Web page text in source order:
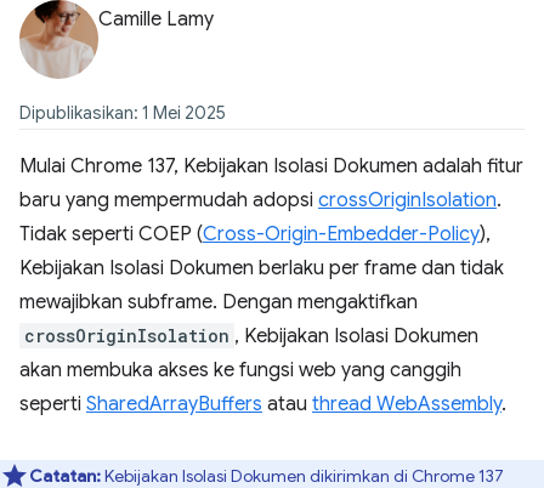
Camille Lamy
Dipublikasikan: 1 Mei 2025
Mulai Chrome 137, Kebijakan Isolasi Dokumen adalah fitur
baru yang mempermudah adopsi crossOriginIsolation.
Tidak seperti COEP (Cross-Origin-Embedder-Policy),
Kebijakan Isolasi Dokumen berlaku per frame dan tidak
mewajibkan subframe. Dengan mengaktifkan
crossOriginIsolation , Kebijakan Isolasi Dokumen
akan membuka akses ke fungsi web yang canggih
seperti SharedArrayBuffers atau thread WebAssembly.
Catatan:Kebijakan Isolasi Dokumen dikirimkan di Chrome 137